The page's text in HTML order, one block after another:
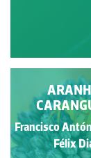
ARGIOPE
Natália Lavínia
Francisco
Félix